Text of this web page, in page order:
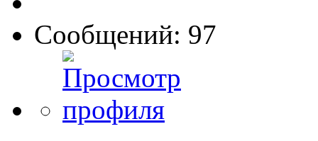
Сообщений: 97